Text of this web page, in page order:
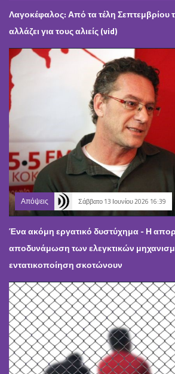
Λαγοκέφαλος: Από τα τέλη Σεπτεμβρίου
αλλάζει για τους αλιείς (vid)
Απόψεις Σάββατο 13 Ιουνίου 2026 16:39
Ένα ακόμη εργατικό δυστύχημα - Η
αποδυνάμωση των ελεγκτικών
εντατικοποίηση σκοτώνουν